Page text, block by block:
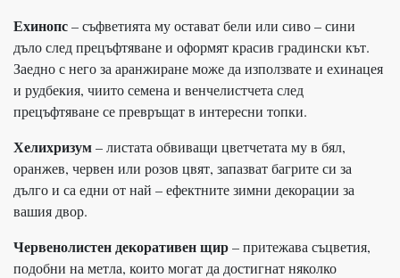
Ехинопс– съфветията му остават бели или сиво – сини
дъло след прецъфтяване и оформят красив градински кът.
Заедно с него за аранжиране може да използвате и ехинацея
и рудбекия, чиито семена и венчелистчета след
прецъфтяване се превръщат в интересни топки.
Хелихризум– листата обвиващи цветчетата му в бял,
оранжев, червен или розов цвят, запазват багрите си за
дълго и са едни от най – ефектните зимни декорации за
вашия двор.
Червенолистен декоративен щир– притежава съцветия,
подобни на метла, които могат да достигнат няколко